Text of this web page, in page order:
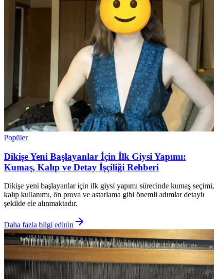
Popüler
Dikişe Yeni Başlayanlar İçin İlk Giysi Yapımı:
Kumaş, Kalıp ve Detay İşçiliği Rehberi
Dikişe yeni başlayanlar için ilk giysi yapımı sürecinde kumaş seçimi,
kalıp kullanımı, ön prova ve astarlama gibi önemli adımlar detaylı
şekilde ele alınmaktadır.
Daha fazla bilgi edinin